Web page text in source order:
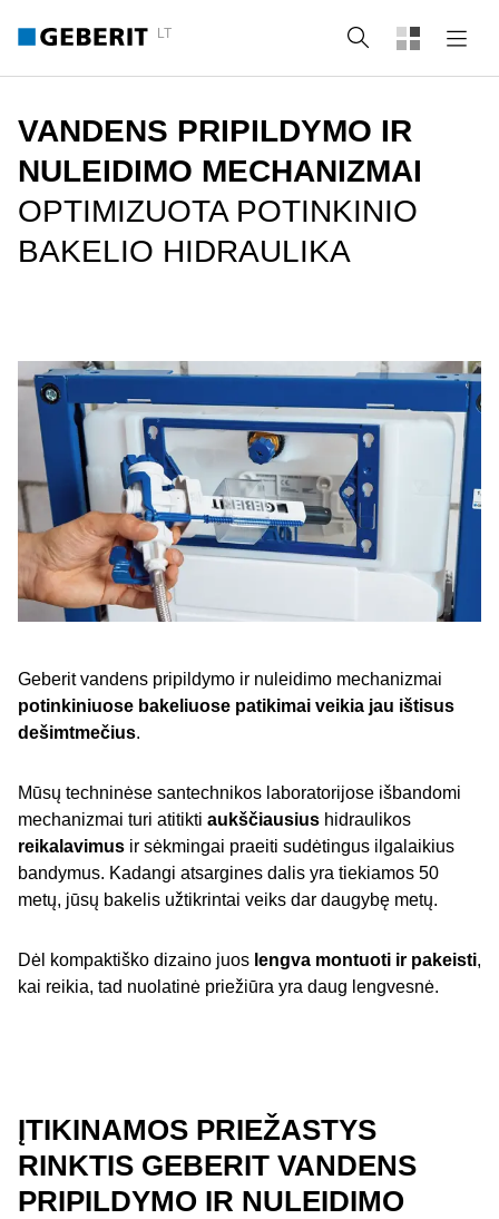
LT Paieška
VANDENS PRIPILDYMO IR
NULEIDIMO MECHANIZMAI
OPTIMIZUOTA POTINKINIO
BAKELIO HIDRAULIKA
Geberit vandens pripildymo ir nuleidimo mechanizmai
potinkiniuose bakeliuose patikimai veikia jau ištisus
dešimtmečius.
Mūsų techninėse santechnikos laboratorijose išbandomi
mechanizmai turi atitikti aukščiausius hidraulikos
reikalavimus ir sėkmingai praeiti sudėtingus ilgalaikius
bandymus. Kadangi atsargines dalis yra tiekiamos 50
metų, jūsų bakelis užtikrintai veiks dar daugybę metų.
Dėl kompaktiško dizaino juos lengva montuoti ir pakeisti,
kai reikia, tad nuolatinė priežiūra yra daug lengvesnė.
ĮTIKINAMOS PRIEŽASTYS
RINKTIS GEBERIT VANDENS
PRIPILDYMO IR NULEIDIMO